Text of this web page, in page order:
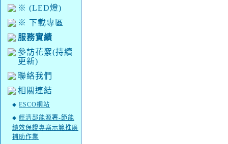
※ (LED燈)
※ 下載專區
服務實績
參訪花絮(持續
更新)
聯絡我們
相關連結
◆ ESCO網站
◆ 經濟部能源署-節能
績效保證專案示範推廣
補助作業